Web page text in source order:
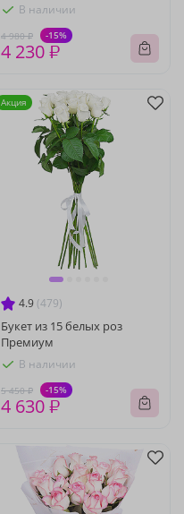
В наличии
4 980 ₽ -15%
4 230 ₽
4.9 (479)
Букет из 15 белых роз
Премиум
В наличии
5 450 ₽ -15%
4 630 ₽
Акция